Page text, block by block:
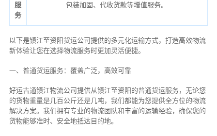
服
务
包装加固、代收货款等增值服务。
以下是镇江至资阳货运公司提供的多元化运输方式，打造高效物流
新体验让您在选择物流服务时更加灵活便捷。
一、普通货运服务：覆盖广泛，高效可靠
好运吉通镇江物流公司提供从镇江至资阳的普通货运服务，无论您
的货物重量是几百公斤还是几吨，我们都能为您提供全方位的物流
解决方案。我们拥有专业的物流团队和丰富的运输经验，确保您的
货物能够准时、安全地抵达目的地。